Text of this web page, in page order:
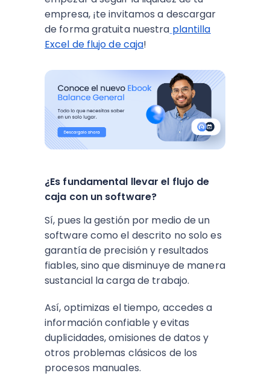
empresa, ¡te invitamos a descargar
de forma gratuita nuestra plantilla
Excel de flujo de caja!
¿Es fundamental llevar el flujo de
caja con un software?
Sí, pues la gestión por medio de un
software como el descrito no solo es
garantía de precisión y resultados
fiables, sino que disminuye de manera
sustancial la carga de trabajo.
Así, optimizas el tiempo, accedes a
información confiable y evitas
duplicidades, omisiones de datos y
otros problemas clásicos de los
procesos manuales.